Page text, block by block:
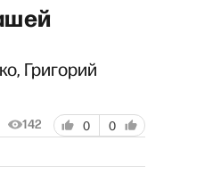
Григорий
142 0 0